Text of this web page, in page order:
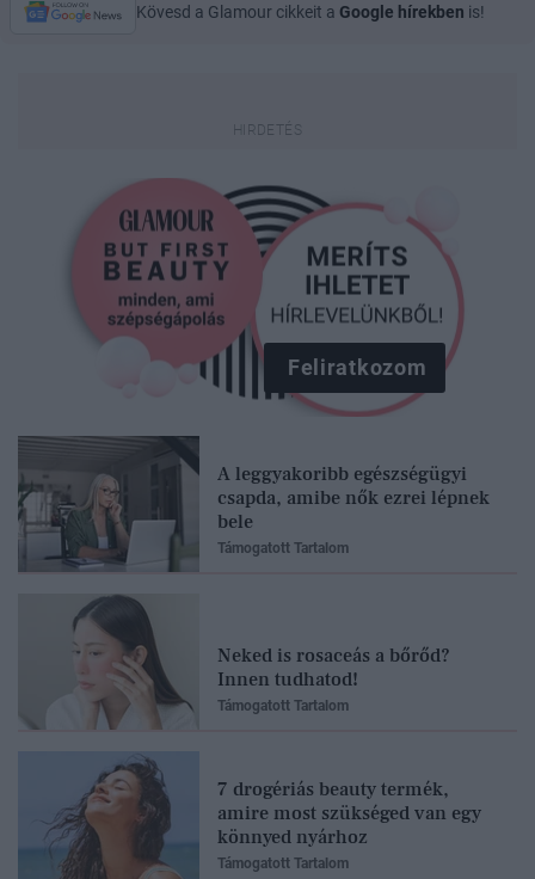
Kövesd a Glamour cikkeit a Google hírekben is!
Feliratkozom
A leggyakoribb egészségügyi
csapda, amibe nők ezrei lépnek
bele
Támogatott Tartalom
Neked is rosaceás a bőrőd?
Innen tudhatod!
Támogatott Tartalom
7 drogériás beauty termék,
amire most szükséged van egy
könnyed nyárhoz
Támogatott Tartalom